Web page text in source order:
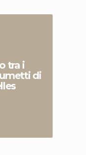
tra i
di